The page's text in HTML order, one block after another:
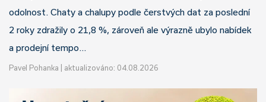
odolnost. Chaty a chalupy podle čerstvých dat za poslední
2 roky zdražily o 21,8 %, zároveň ale výrazně ubylo nabídek
a prodejní tempo…
Pavel Pohanka aktualizováno: 04.08.2026